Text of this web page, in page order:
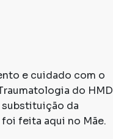
e cuidado com o
do HMD
substituição da
feita aqui no Mãe.